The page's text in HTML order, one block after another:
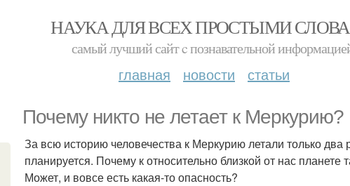
НАУКА ДЛЯ ВСЕХ ПРОСТЫМИ
самый лучший сайт c познавательной
главная новости статьи
Почему никто не летает к Меркурию?
За всю историю человечества к Меркурию летали только
планируется. Почему к относительно близкой от нас
Может, и вовсе есть какая-то опасность?